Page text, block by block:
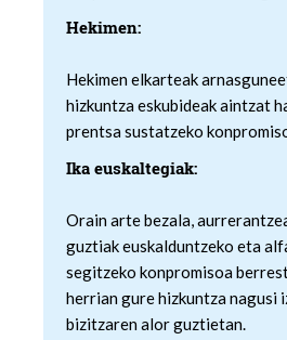
fitxategiak erabiltzen ditu. Zure
zerbitzuak hobetzeko asmoz,
baliatzen gara. Ohar hau onartuz
Hekimen:
Hekimen elkarteak
hizkuntza eskubideak aintzat
prentsa sustatzeko
Ika euskaltegiak:
Orain arte bezala,
guztiak euskalduntzeko eta
segitzeko konpromisoa
herrian gure hizkuntza nagusi
bizitzaren alor guztietan.